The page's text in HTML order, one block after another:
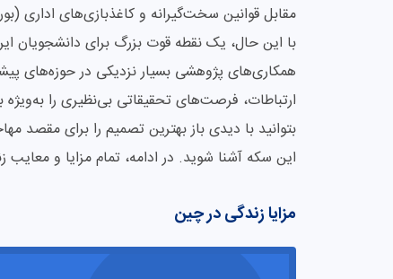
مقابل قوانین سخت‌گیرانه و کاغذبازی‌های اداری
با این حال، یک نقطه قوت بزرگ برای دانشجویان
همکاری‌های پژوهشی بسیار نزدیکی در حوزه‌های
ارتباطات، فرصت‌های تحقیقاتی بی‌نظیری را
بتوانید با دیدی باز بهترین تصمیم را برای مقصد
این سکه آشنا شوید. در ادامه، تمام مزایا و
مزایا زندگی در چین